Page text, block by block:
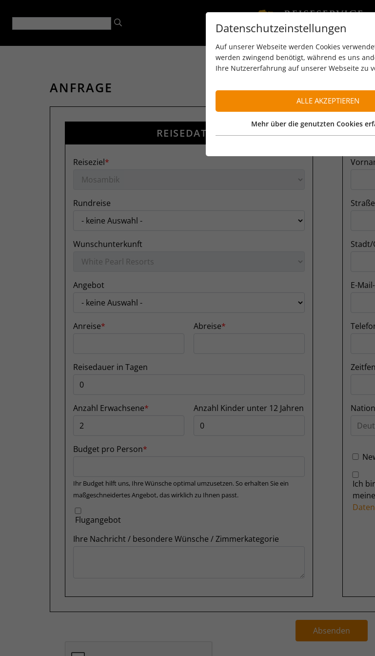
ANFRAGE
REISEDATEN
Reiseziel
Rundreise
Wunschunterkunft
Angebot
Anreise Abreise
Reisedauer in Tagen
Anzahl Erwachsene Anzahl Kinder unter 12 Jahren
Budget pro Person
Ihr Budget hilft uns, Ihre Wünsche optimal umzusetzen. So erhalten Sie ein
maßgeschneidertes Angebot, das wirklich zu Ihnen passt.
Flugangebot
Ihre Nachricht / besondere Wünsche / Zimmerkategorie
Straße
E-
Ich
Absenden
Datenschutzeinstellungen
Auf unserer Webseite werden Cookies
werden zwingend benötigt, während es uns
Ihre Nutzererfahrung auf unserer Webseite zu
ALLE AKZEPTIEREN
Mehr über die genutzten Cookies